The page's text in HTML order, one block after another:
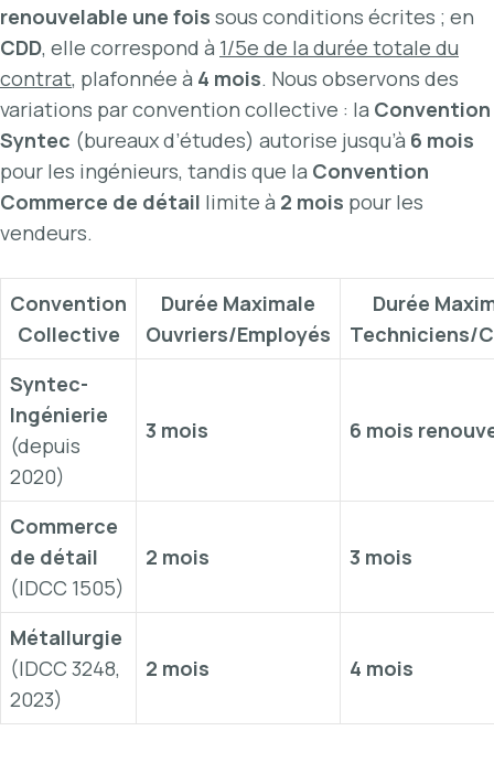
renouvelable une fois sous conditions écrites ; en
CDD, elle correspond à 1/5e de la durée totale du
contrat, plafonnée à 4 mois. Nous observons des
variations par convention collective : la Convention
Syntec (bureaux d’études) autorise jusqu’à 6 mois
pour les ingénieurs, tandis que la Convention
Commerce de détail limite à 2 mois pour les
vendeurs.
Convention
Collective
Durée Maximale
Ouvriers/Employés
Durée
Techniciens/
Syntec-
Ingénierie
(depuis
2020)
3 mois 6 mois
Commerce
de détail
(IDCC 1505)
2 mois 3 mois
Métallurgie
(IDCC 3248,
2023)
2 mois 4 mois